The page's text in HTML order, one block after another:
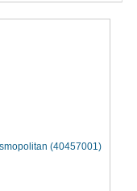
(40457001)